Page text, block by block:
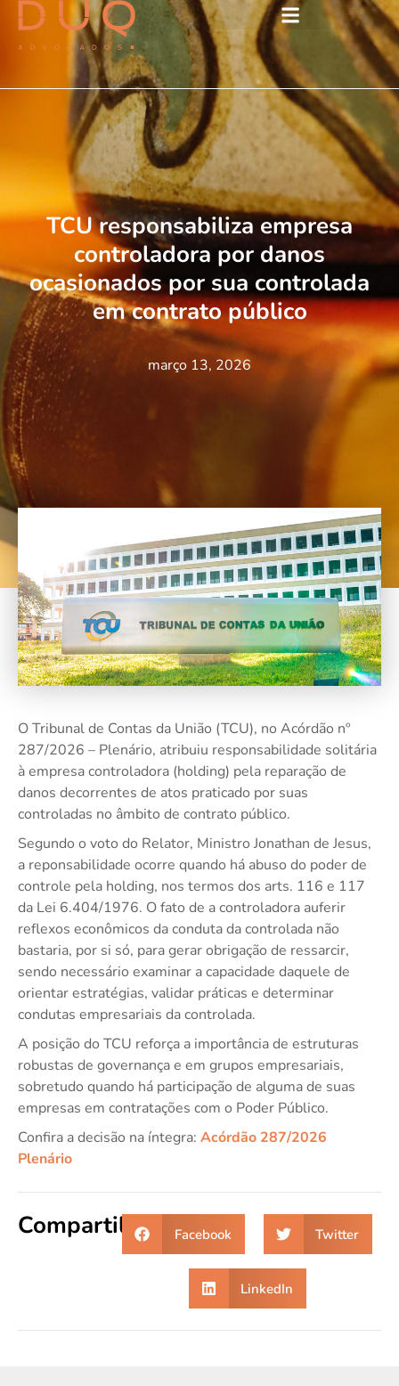
TCU responsabiliza empresa
controladora por danos
ocasionados por sua controlada
em contrato público
março 13, 2026
O Tribunal de Contas da União (TCU), no Acórdão nº
287/2026 – Plenário, atribuiu responsabilidade solitária
à empresa controladora (holding) pela reparação de
danos decorrentes de atos praticado por suas
controladas no âmbito de contrato público.
Segundo o voto do Relator, Ministro Jonathan de Jesus,
a reponsabilidade ocorre quando há abuso do poder de
controle pela holding, nos termos dos arts. 116 e 117
da Lei 6.404/1976. O fato de a controladora auferir
reflexos econômicos da conduta da controlada não
bastaria, por si só, para gerar obrigação de ressarcir,
sendo necessário examinar a capacidade daquele de
orientar estratégias, validar práticas e determinar
condutas empresariais da controlada.
A posição do TCU reforça a importância de estruturas
robustas de governança e em grupos empresariais,
sobretudo quando há participação de alguma de suas
empresas em contratações com o Poder Público.
Confira a decisão na íntegra: Acórdão 287/2026
Plenário
Compartilhe: Facebook Twitter
LinkedIn